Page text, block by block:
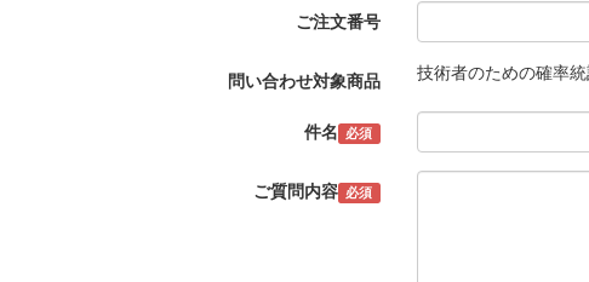
ご注文番号
問い合わせ対象商品 技術者のための確率
件名 必須
ご質問内容 必須